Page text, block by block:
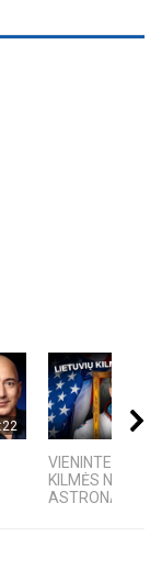
VIENINTELIS
KILMĖS NASA